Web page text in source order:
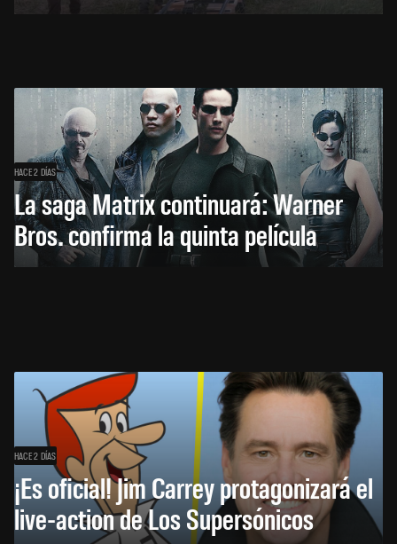
HACE 2 DÍAS
La saga Matrix continuará: Warner
Bros. confirma la quinta película
HACE 2 DÍAS
¡Es oficial! Jim Carrey protagonizará el
live-action de Los Supersónicos